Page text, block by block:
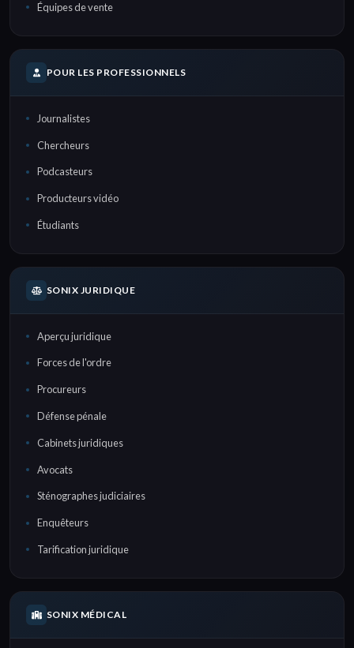
Équipes de vente
POUR LES PROFESSIONNELS
Journalistes
Chercheurs
Podcasteurs
Producteurs vidéo
Étudiants
SONIX JURIDIQUE
Aperçu juridique
Forces de l'ordre
Procureurs
Défense pénale
Cabinets juridiques
Avocats
Sténographes judiciaires
Enquêteurs
Tarification juridique
SONIX MÉDICAL